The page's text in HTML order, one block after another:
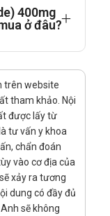
vi khuẩn Gram
(as
nhạy cảm:
influenzae,
ra bởi
influenzae, H.
400mg
ở đâu?
trên website
tham khảo. Nội
được lấy từ
tư vấn y khoa
chẩn đoán
vào cơ địa của
xảy ra tương
dung có đầy đủ
sẽ không